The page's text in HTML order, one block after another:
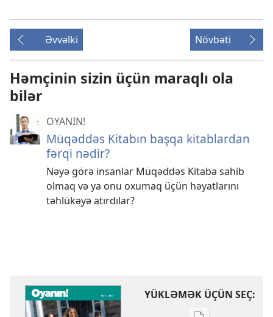
Əvvəlki Növbəti
Həmçinin sizin üçün maraqlı ola
bilər
OYANIN!
Müqəddəs Kitabın başqa kitablardan
fərqi nədir?
Nəyə görə insanlar Müqəddəs Kitaba sahib
olmaq və ya onu oxumaq üçün həyatlarını
təhlükəyə atırdılar?
YÜKLƏMƏK ÜÇÜN SEÇ: